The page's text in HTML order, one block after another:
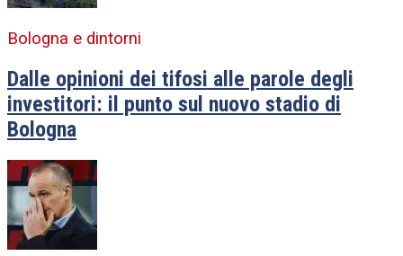
Bologna e dintorni
Dalle opinioni dei tifosi alle parole degli
investitori: il punto sul nuovo stadio di
Bologna